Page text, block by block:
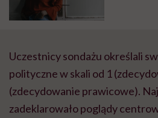
Uczestnicy sondażu określali
polityczne w skali od 1
(zdecydowanie prawicowe).
zadeklarowało poglądy